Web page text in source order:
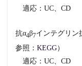
適応：UC、CD
抗α4β7インテグリ
参照： KEGG）
適応：UC、CD